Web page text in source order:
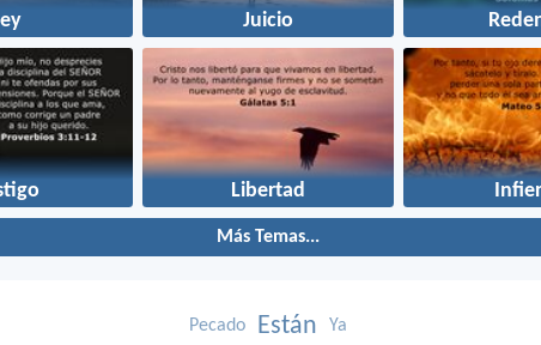
Juicio
Libertad
Más Temas...
Pecado Están Ya